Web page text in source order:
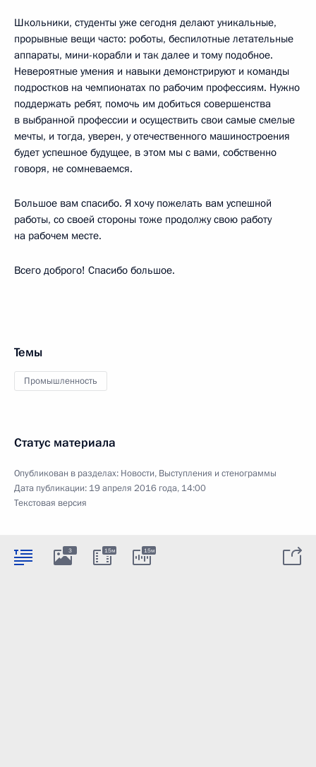
Школьники, студенты уже сегодня делают уникальные,
прорывные вещи часто: роботы, беспилотные летательные
аппараты, мини-корабли и так далее и тому подобное.
Невероятные умения и навыки демонстрируют и команды
подростков на чемпионатах по рабочим профессиям. Нужно
поддержать ребят, помочь им добиться совершенства
в выбранной профессии и осуществить свои самые смелые
мечты, и тогда, уверен, у отечественного машиностроения
будет успешное будущее, в этом мы с вами, собственно
говоря, не сомневаемся.
Большое вам спасибо. Я хочу пожелать вам успешной
работы, со своей стороны тоже продолжу свою работу
на рабочем месте.
Всего доброго! Спасибо большое.
Темы
Промышленность
Статус материала
Опубликован в разделах: Новости, Выступления и стенограммы
Дата публикации: 19 апреля 2016 года, 14:00
Текстовая версия
3 15м 15м